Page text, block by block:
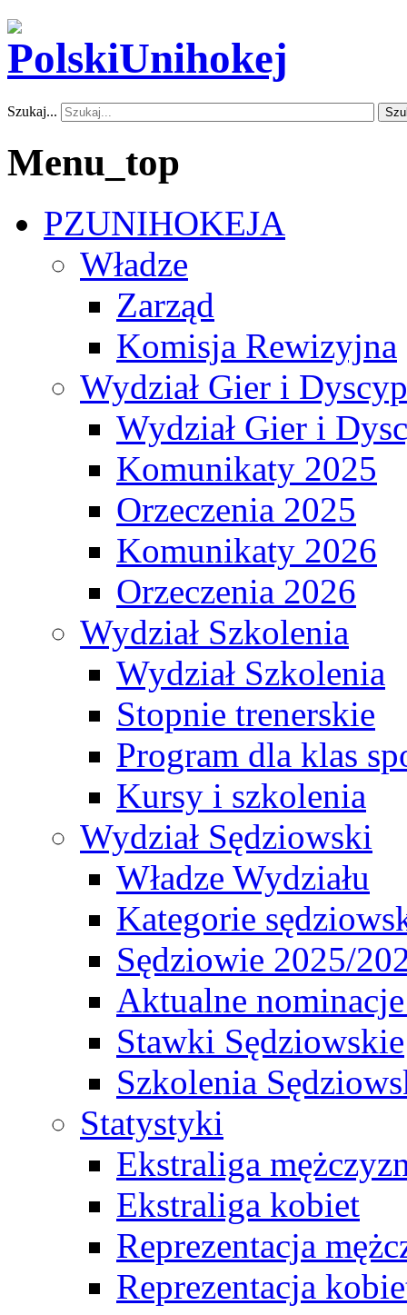
Szukaj...
Menu_top
PZUNIHOKEJA
Władze
Zarząd
Komisja Rewizyjna
Wydział Gier i
Wydział Gier i
Komunikaty 2025
Orzeczenia 2025
Komunikaty 2026
Orzeczenia 2026
Wydział Szkolenia
Wydział Szkolenia
Stopnie trenerskie
Program dla klas
Kursy i szkolenia
Wydział Sędziowski
Władze Wydziału
Kategorie
Sędziowie 2025/
Aktualne
Stawki Sędziowskie
Szkolenia
Statystyki
Ekstraliga
Ekstraliga kobiet
Reprezentacja
Reprezentacja